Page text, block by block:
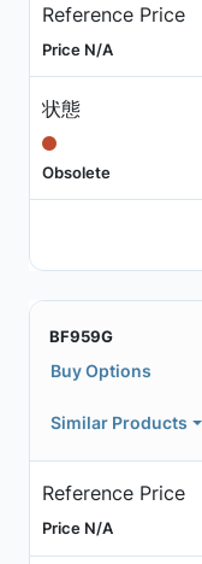
Reference Price
Price N/A
状態
Obsolete
BF959G
Buy Options
Similar Products
Reference Price
Price N/A